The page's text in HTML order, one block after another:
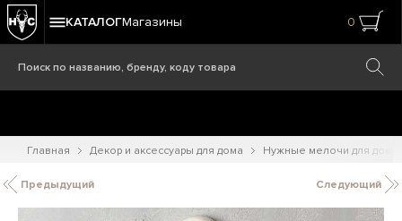
КАТАЛОГМагазины 0
Главная Декор и аксессуары для дома Нужные мелочи для дома
Предыдущий Следующий